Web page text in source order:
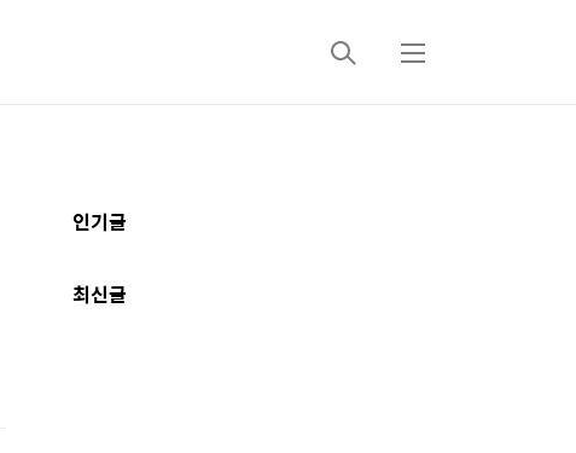
검
메
추
정
인기글
최신글